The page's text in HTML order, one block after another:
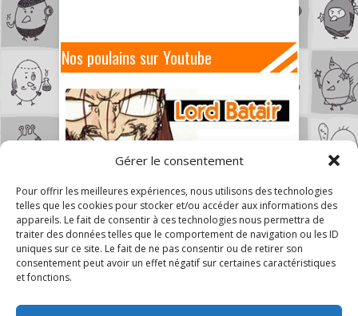
Gérer le consentement
Pour offrir les meilleures expériences, nous utilisons des technologies
telles que les cookies pour stocker et/ou accéder aux informations des
appareils. Le fait de consentir à ces technologies nous permettra de
traiter des données telles que le comportement de navigation ou les ID
uniques sur ce site. Le fait de ne pas consentir ou de retirer son
consentement peut avoir un effet négatif sur certaines caractéristiques
et fonctions.
Nos poulains sur Youtube